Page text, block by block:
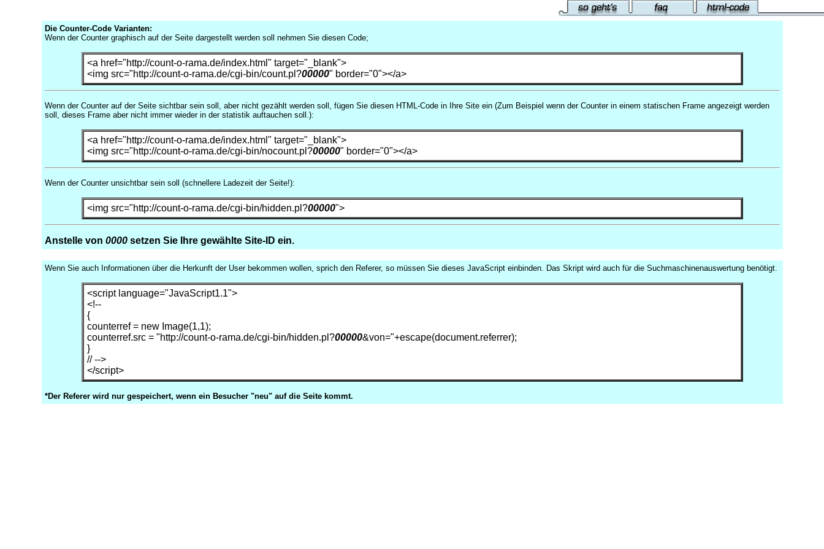
Die Counter-Code Varianten:
Wenn der Counter graphisch auf der Seite dargestellt werden soll nehmen Sie diesen Code;
<a href="http://count-o-rama.de/index.html" target="_blank">
<img src="http://count-o-rama.de/cgi-bin/count.pl?00000" border="0"></a>
Wenn der Counter auf der Seite sichtbar sein soll, aber nicht gezählt werden soll, fügen Sie diesen HTML-Code in Ihre Site ein (Zum Beispiel wenn der Counter in einem statischen Frame angezeigt werden
soll, dieses Frame aber nicht immer wieder in der statistik auftauchen soll.):
<a href="http://count-o-rama.de/index.html" target="_blank">
<img src="http://count-o-rama.de/cgi-bin/nocount.pl?00000" border="0"></a>
Wenn der Counter unsichtbar sein soll (schnellere Ladezeit der Seite!):
<img src="http://count-o-rama.de/cgi-bin/hidden.pl?00000">
Anstelle von 0000setzen Sie Ihre gewählte Site-ID ein.
Wenn Sie auch Informationen über die Herkunft der User bekommen wollen, sprich den Referer, so müssen Sie dieses JavaScript einbinden. Das Skript wird auch für die Suchmaschinenauswertung benötigt.
<script language="JavaScript1.1">
<!--
{
counterref = new Image(1,1);
counterref.src = "http://count-o-rama.de/cgi-bin/hidden.pl?00000&von="+escape(document.referrer);
}
// -->
</script>
*Der Referer wird nur gespeichert, wenn ein Besucher "neu" auf die Seite kommt.